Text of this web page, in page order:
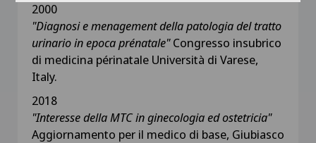
2000
"Diagnosi e menagement della patologia del tratto
urinario in epoca prénatale"Congresso insubrico
di medicina périnatale Università di Varese,
Italy.
2018
"Interesse della MTC in ginecologia ed ostetricia"
Aggiornamento per il medico di base, Giubiasco